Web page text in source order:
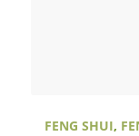
FENG SHUI,